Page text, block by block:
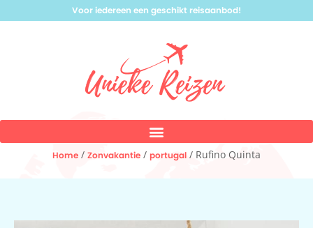
Voor iedereen een geschikt reisaanbod!
Home / Zonvakantie / portugal / Rufino Quinta